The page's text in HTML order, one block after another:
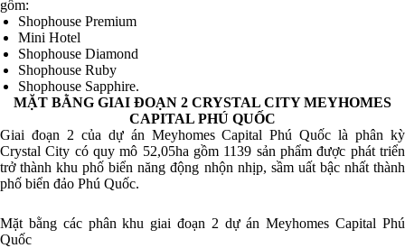
gồm:
Shophouse Premium
Mini Hotel
Shophouse Diamond
Shophouse Ruby
Shophouse Sapphire.
MẶT BẰNG GIAI ĐOẠN 2 CRYSTAL CITY MEYHOMES
CAPITAL PHÚ QUỐC
Giai đoạn 2 của dự án Meyhomes Capital Phú Quốc là phân kỳ
Crystal City có quy mô 52,05ha gồm 1139 sản phẩm được phát triển
trở thành khu phố biển năng động nhộn nhịp, sầm uất bậc nhất thành
phố biển đảo Phú Quốc.
Mặt bằng các phân khu giai đoạn 2 dự án Meyhomes Capital Phú
Quốc